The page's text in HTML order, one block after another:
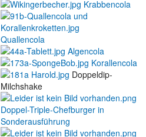
Krabbencola
Quallencola
Algencola
Korallencola
Doppeldip-
Milchshake
Doppel-Triple-Chefburger in
Sonderausführung